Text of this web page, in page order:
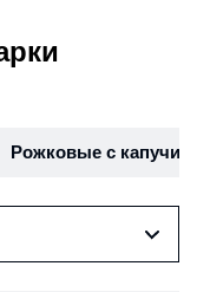
Рожковые с